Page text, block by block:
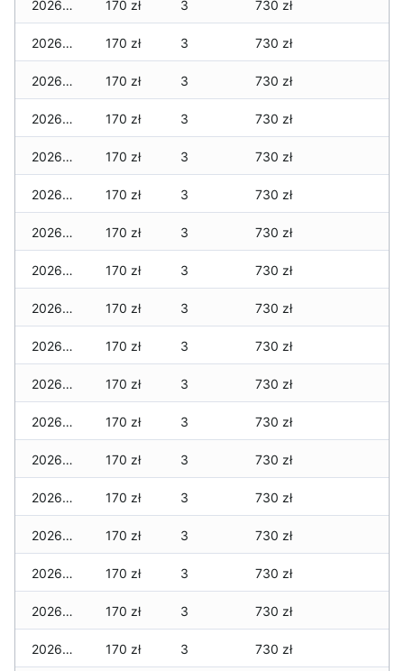
2026-06-12 170 zł 3 730 zł
2026-06-11 170 zł 3 730 zł
2026-06-10 170 zł 3 730 zł
2026-06-09 170 zł 3 730 zł
2026-06-07 170 zł 3 730 zł
2026-06-06 170 zł 3 730 zł
2026-06-05 170 zł 3 730 zł
2026-06-04 170 zł 3 730 zł
2026-06-03 170 zł 3 730 zł
2026-06-02 170 zł 3 730 zł
2026-06-01 170 zł 3 730 zł
2026-05-31 170 zł 3 730 zł
2026-05-30 170 zł 3 730 zł
2026-05-29 170 zł 3 730 zł
2026-05-28 170 zł 3 730 zł
2026-05-27 170 zł 3 730 zł
2026-05-26 170 zł 3 730 zł
2026-05-25 170 zł 3 730 zł